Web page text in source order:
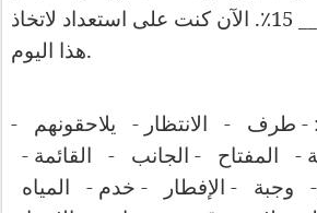
٪. الآن كنت على استعداد لاتخاذ
هذا
اليوم .
: - طرف - الانتظار - يلاحقونهم -
- المفتاح - الجانب - القائمة -
- وجبة - الإفطار - خدم - المياه